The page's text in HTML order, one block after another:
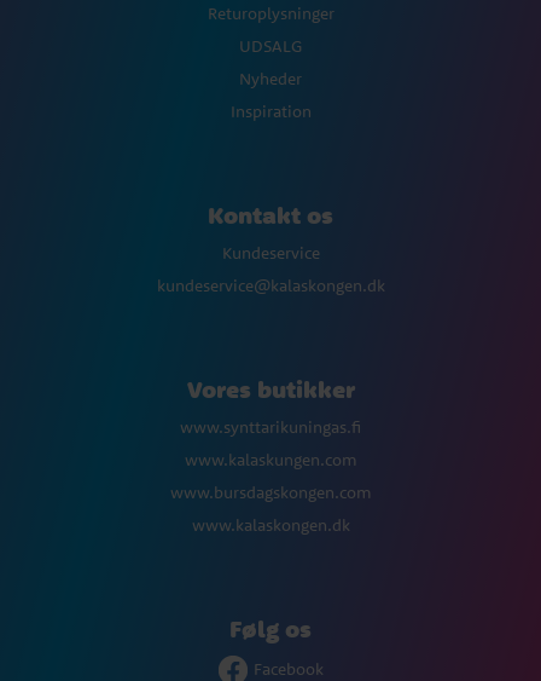
Returoplysninger
UDSALG
Nyheder
Inspiration
Kontakt os
Kundeservice
kundeservice@kalaskongen.dk
Vores butikker
www.synttarikuningas.fi
www.kalaskungen.com
www.bursdagskongen.com
www.kalaskongen.dk
Følg os
Facebook